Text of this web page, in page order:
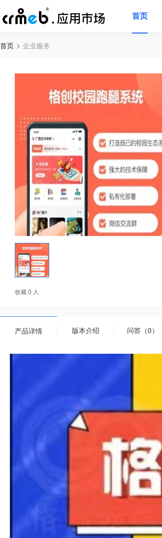
首页
首页 企业服务
收藏 0 人
产品详情 版本介绍 问答（0）